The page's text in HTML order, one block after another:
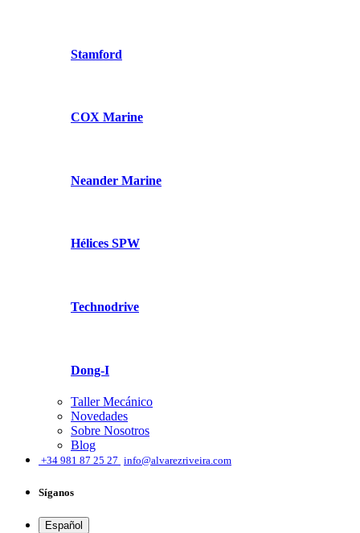
Stamford
COX Marine
Neander Marine
Hélices SPW
Technodrive
Dong-I
Taller Mecánico
Novedades
Sobre Nosotros
Blog
+34 981 87 25 27 info@alvarezriveira.com
Síganos
Español